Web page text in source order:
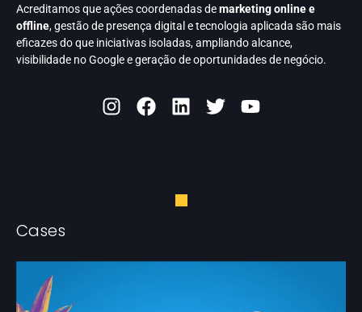
Acreditamos que ações coordenadas demarketing online e
offline, gestão de presença digital e tecnologia aplicada são mais
eficazes do que iniciativas isoladas, ampliando alcance,
visibilidade no Google e geração de oportunidades de negócio.
Cases